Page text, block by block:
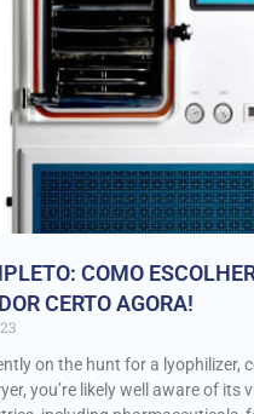
COMO
CERTO AGORA!
on the hunt for a lyophilizer,
you’re likely well aware of its